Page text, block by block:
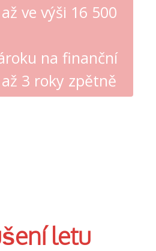
ve výši 16 500
na finanční
3 roky zpětně
letu